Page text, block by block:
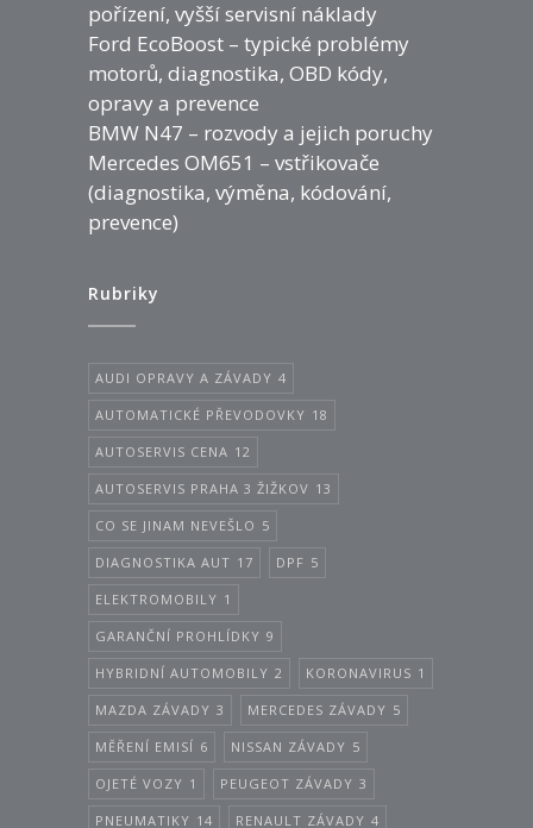
pořízení, vyšší servisní náklady
Ford EcoBoost – typické problémy
motorů, diagnostika, OBD kódy,
opravy a prevence
BMW N47 – rozvody a jejich poruchy
Mercedes OM651 – vstřikovače
(diagnostika, výměna, kódování,
prevence)
Rubriky
AUDI OPRAVY A ZÁVADY 4
AUTOMATICKÉ PŘEVODOVKY 18
AUTOSERVIS CENA 12
AUTOSERVIS PRAHA 3 ŽIŽKOV 13
CO SE JINAM NEVEŠLO 5
DIAGNOSTIKA AUT 17 DPF 5
ELEKTROMOBILY 1
GARANČNÍ PROHLÍDKY 9
HYBRIDNÍ AUTOMOBILY 2 KORONAVIRUS 1
MAZDA ZÁVADY 3 MERCEDES ZÁVADY 5
MĚŘENÍ EMISÍ 6 NISSAN ZÁVADY 5
OJETÉ VOZY 1 PEUGEOT ZÁVADY 3
PNEUMATIKY 14 RENAULT ZÁVADY 4